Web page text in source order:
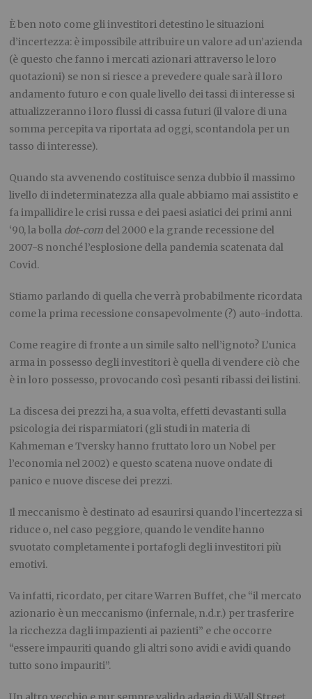
È ben noto come gli investitori detestino le situazioni
d’incertezza: è impossibile attribuire un valore ad un’azienda
(è questo che fanno i mercati azionari attraverso le loro
quotazioni) se non si riesce a prevedere quale sarà il loro
andamento futuro e con quale livello dei tassi di interesse si
attualizzeranno i loro flussi di cassa futuri (il valore di una
somma percepita va riportata ad oggi, scontandola per un
tasso di interesse).
Quando sta avvenendo costituisce senza dubbio il massimo
livello di indeterminatezza alla quale abbiamo mai assistito e
fa impallidire le crisi russa e dei paesi asiatici dei primi anni
‘90, la bolla dot-com del 2000 e la grande recessione del
2007-8 nonché l’esplosione della pandemia scatenata dal
Covid.
Stiamo parlando di quella che verrà probabilmente ricordata
come la prima recessione consapevolmente (?) auto-indotta.
Come reagire di fronte a un simile salto nell’ignoto? L’unica
arma in possesso degli investitori è quella di vendere ciò che
è in loro possesso, provocando così pesanti ribassi dei listini.
La discesa dei prezzi ha, a sua volta, effetti devastanti sulla
psicologia dei risparmiatori (gli studi in materia di
Kahmeman e Tversky hanno fruttato loro un Nobel per
l’economia nel 2002) e questo scatena nuove ondate di
panico e nuove discese dei prezzi.
Il meccanismo è destinato ad esaurirsi quando l’incertezza si
riduce o, nel caso peggiore, quando le vendite hanno
svuotato completamente i portafogli degli investitori più
emotivi.
Va infatti, ricordato, per citare Warren Buffet, che “il mercato
azionario è un meccanismo (infernale, n.d.r.) per trasferire
la ricchezza dagli impazienti ai pazienti” e che occorre
“essere impauriti quando gli altri sono avidi e avidi quando
tutto sono impauriti”.